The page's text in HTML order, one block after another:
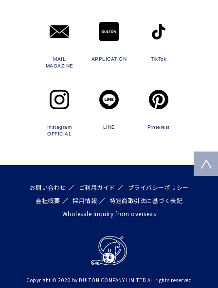
MAIL
MAGAZINE
APPLICATION TikTok
Instagram
OFFICIAL
LINE Pinterest
お問い合わせ ご利用ガイド
プライバシーポリシー
会社概要
採用情報
特定商取引法に基づく表記
Wholesale inquiry from overseas
Copyright © 2020 by DULTON COMPANY LIMITED All rights reserved